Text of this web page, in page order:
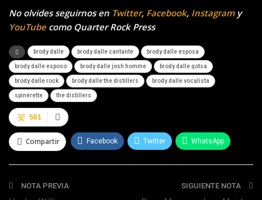
No olvides seguirnos en Twitter, Facebook, Instagramy
YouTubecomo Quarter Rock Press
brody dalle brody dalle cantante brody dalle esposa
brody dalle esposo brody dalle josh homme brody dalle qotsa
brody dalle rock brody dalle the distillers brody dalle vocalista
spinerette the distillers
561
Compartir Facebook Twitter WhatsApp
Telegram
NOTA PREVIA SIGUIENTE NOTA